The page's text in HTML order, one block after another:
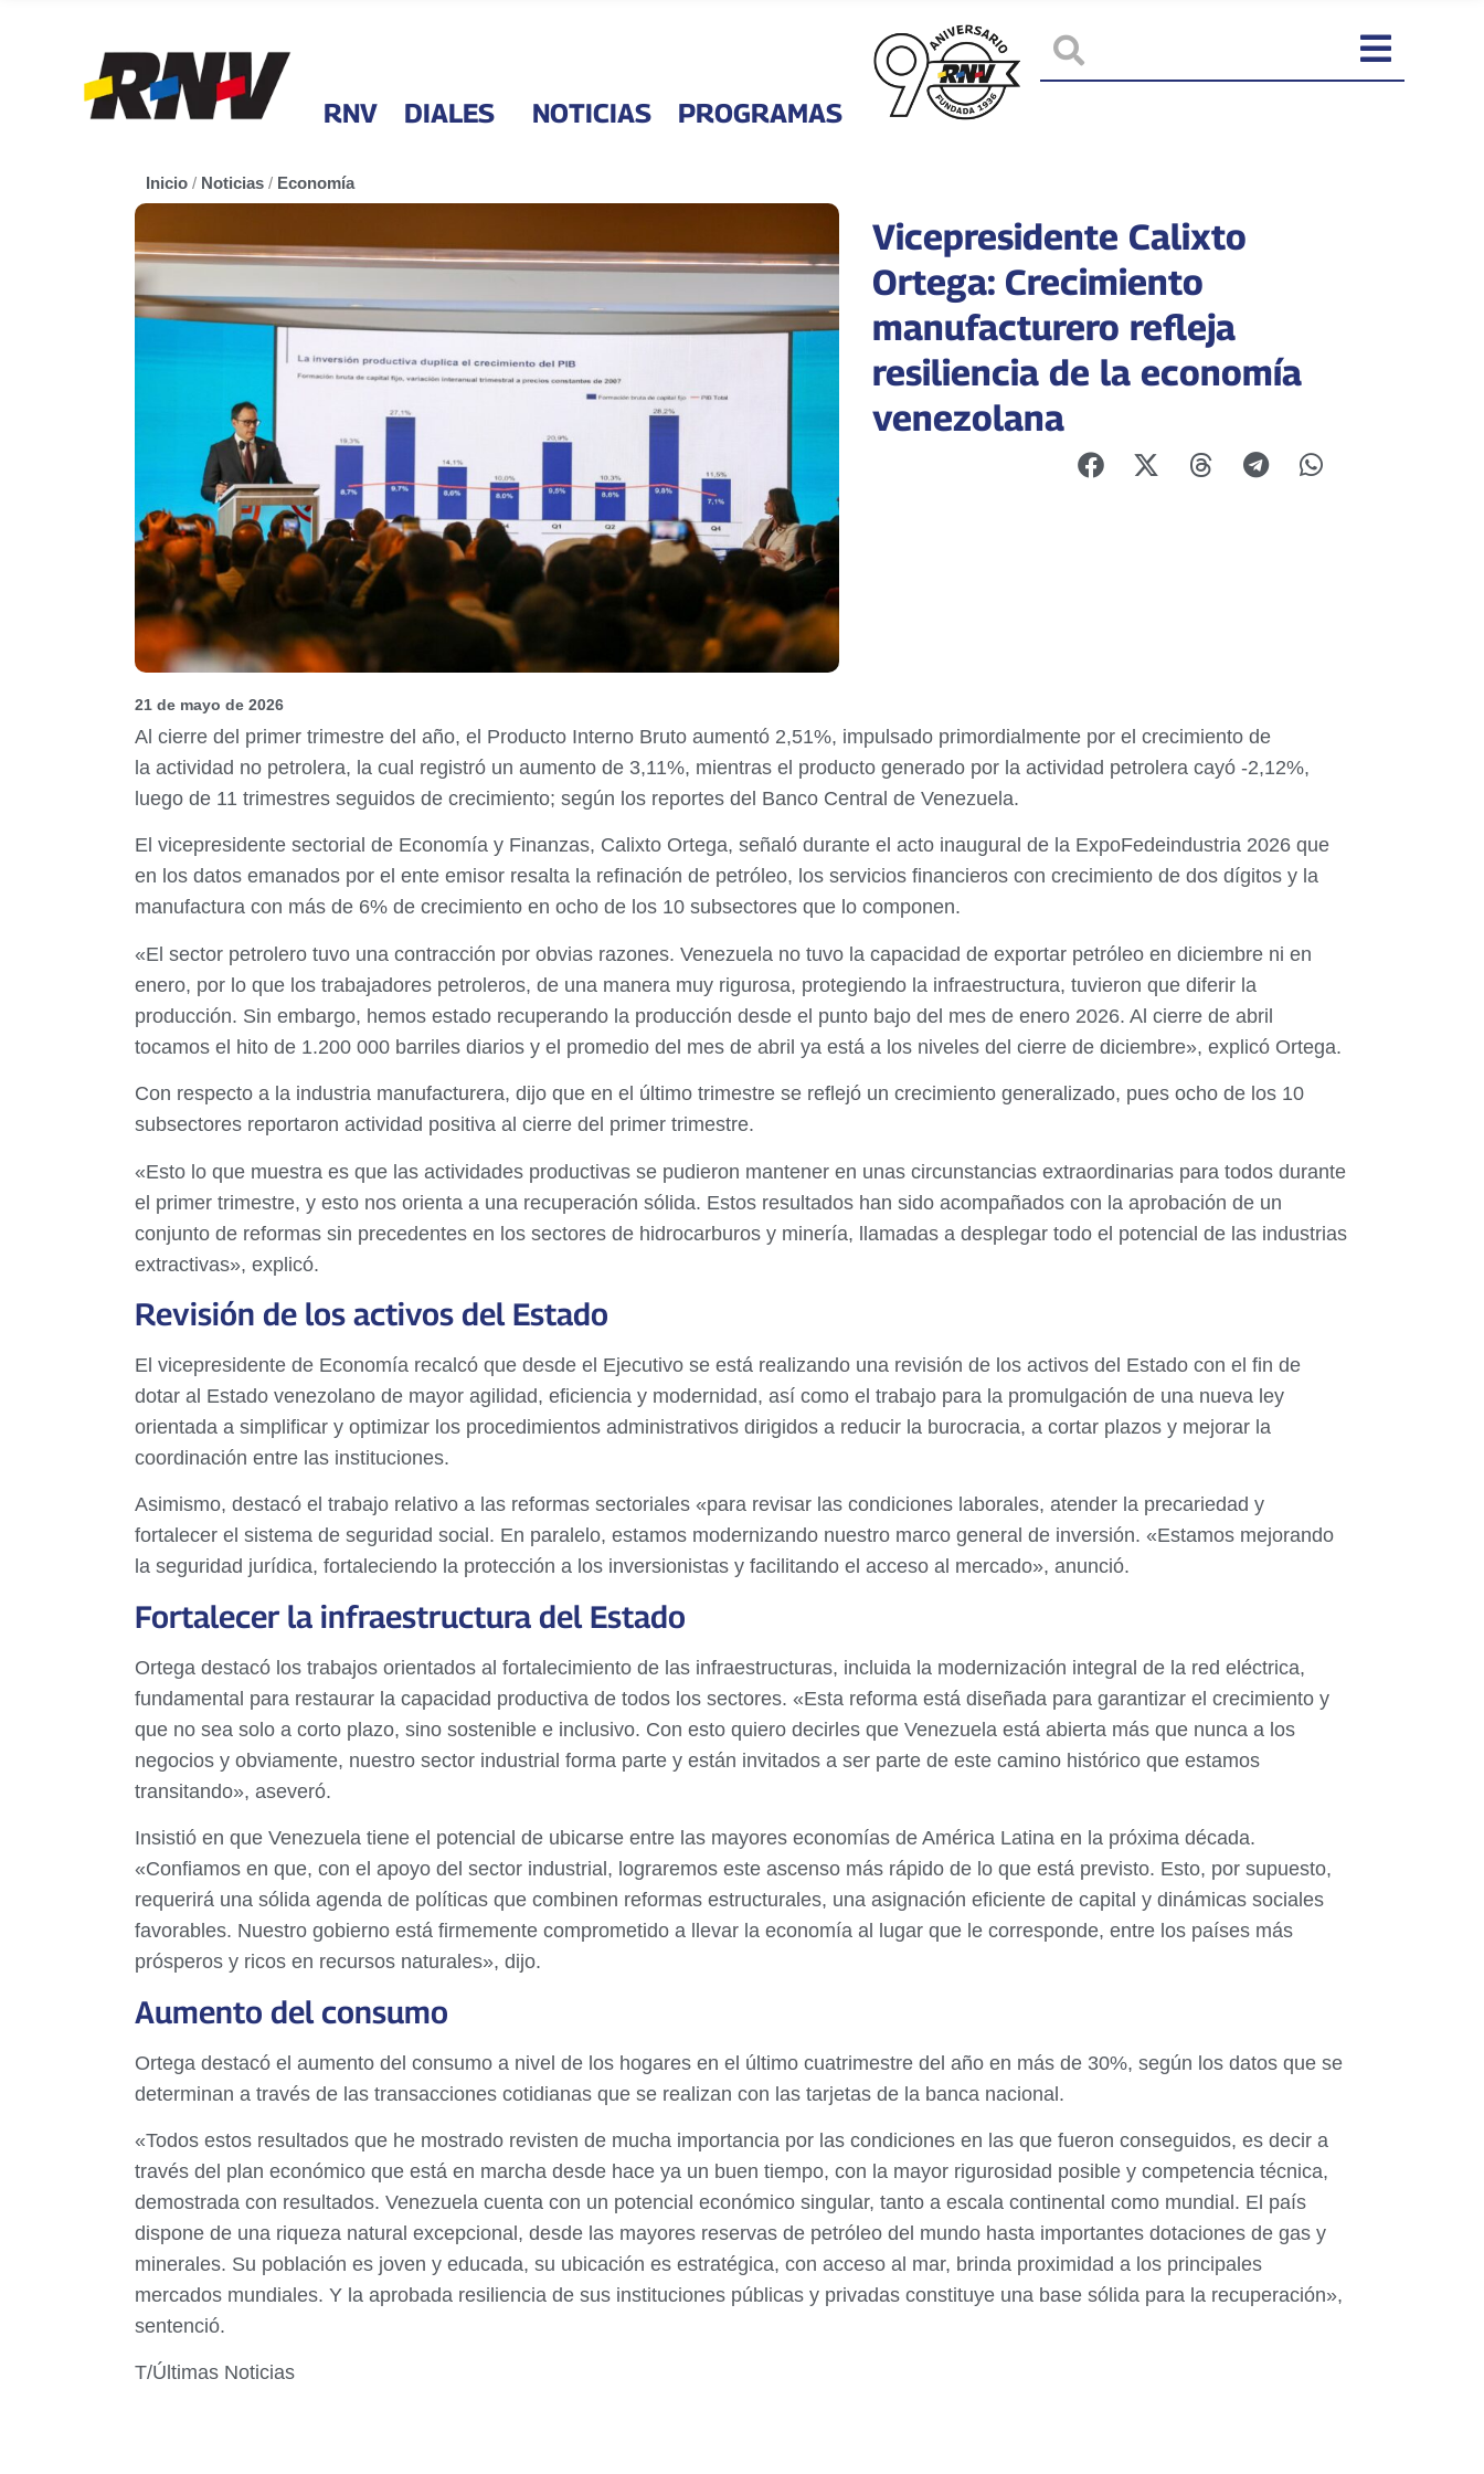
RNV DIALES NOTICIAS PROGRAMAS
Inicio / Noticias / Economía
Vicepresidente Calixto
Ortega: Crecimiento
manufacturero refleja
resiliencia de la economía
venezolana
21 de mayo de 2026
Al cierre del primer trimestre del año, el Producto Interno Bruto aumentó 2,51%, impulsado primordialmente por el crecimiento de
la actividad no petrolera, la cual registró un aumento de 3,11%, mientras el producto generado por la actividad petrolera cayó -2,12%,
luego de 11 trimestres seguidos de crecimiento; según los reportes del Banco Central de Venezuela.
El vicepresidente sectorial de Economía y Finanzas, Calixto Ortega, señaló durante el acto inaugural de la ExpoFedeindustria 2026 que
en los datos emanados por el ente emisor resalta la refinación de petróleo, los servicios financieros con crecimiento de dos dígitos y la
manufactura con más de 6% de crecimiento en ocho de los 10 subsectores que lo componen.
«El sector petrolero tuvo una contracción por obvias razones. Venezuela no tuvo la capacidad de exportar petróleo en diciembre ni en
enero, por lo que los trabajadores petroleros, de una manera muy rigurosa, protegiendo la infraestructura, tuvieron que diferir la
producción. Sin embargo, hemos estado recuperando la producción desde el punto bajo del mes de enero 2026. Al cierre de abril
tocamos el hito de 1.200 000 barriles diarios y el promedio del mes de abril ya está a los niveles del cierre de diciembre», explicó Ortega.
Con respecto a la industria manufacturera, dijo que en el último trimestre se reflejó un crecimiento generalizado, pues ocho de los 10
subsectores reportaron actividad positiva al cierre del primer trimestre.
«Esto lo que muestra es que las actividades productivas se pudieron mantener en unas circunstancias extraordinarias para todos durante
el primer trimestre, y esto nos orienta a una recuperación sólida. Estos resultados han sido acompañados con la aprobación de un
conjunto de reformas sin precedentes en los sectores de hidrocarburos y minería, llamadas a desplegar todo el potencial de las industrias
extractivas», explicó.
Revisión de los activos del Estado
El vicepresidente de Economía recalcó que desde el Ejecutivo se está realizando una revisión de los activos del Estado con el fin de
dotar al Estado venezolano de mayor agilidad, eficiencia y modernidad, así como el trabajo para la promulgación de una nueva ley
orientada a simplificar y optimizar los procedimientos administrativos dirigidos a reducir la burocracia, a cortar plazos y mejorar la
coordinación entre las instituciones.
Asimismo, destacó el trabajo relativo a las reformas sectoriales «para revisar las condiciones laborales, atender la precariedad y
fortalecer el sistema de seguridad social. En paralelo, estamos modernizando nuestro marco general de inversión. «Estamos mejorando
la seguridad jurídica, fortaleciendo la protección a los inversionistas y facilitando el acceso al mercado», anunció.
Fortalecer la infraestructura del Estado
Ortega destacó los trabajos orientados al fortalecimiento de las infraestructuras, incluida la modernización integral de la red eléctrica,
fundamental para restaurar la capacidad productiva de todos los sectores. «Esta reforma está diseñada para garantizar el crecimiento y
que no sea solo a corto plazo, sino sostenible e inclusivo. Con esto quiero decirles que Venezuela está abierta más que nunca a los
negocios y obviamente, nuestro sector industrial forma parte y están invitados a ser parte de este camino histórico que estamos
transitando», aseveró.
Insistió en que Venezuela tiene el potencial de ubicarse entre las mayores economías de América Latina en la próxima década.
«Confiamos en que, con el apoyo del sector industrial, lograremos este ascenso más rápido de lo que está previsto. Esto, por supuesto,
requerirá una sólida agenda de políticas que combinen reformas estructurales, una asignación eficiente de capital y dinámicas sociales
favorables. Nuestro gobierno está firmemente comprometido a llevar la economía al lugar que le corresponde, entre los países más
prósperos y ricos en recursos naturales», dijo.
Aumento del consumo
Ortega destacó el aumento del consumo a nivel de los hogares en el último cuatrimestre del año en más de 30%, según los datos que se
determinan a través de las transacciones cotidianas que se realizan con las tarjetas de la banca nacional.
«Todos estos resultados que he mostrado revisten de mucha importancia por las condiciones en las que fueron conseguidos, es decir a
través del plan económico que está en marcha desde hace ya un buen tiempo, con la mayor rigurosidad posible y competencia técnica,
demostrada con resultados. Venezuela cuenta con un potencial económico singular, tanto a escala continental como mundial. El país
dispone de una riqueza natural excepcional, desde las mayores reservas de petróleo del mundo hasta importantes dotaciones de gas y
minerales. Su población es joven y educada, su ubicación es estratégica, con acceso al mar, brinda proximidad a los principales
mercados mundiales. Y la aprobada resiliencia de sus instituciones públicas y privadas constituye una base sólida para la recuperación»,
sentenció.
T/Últimas Noticias